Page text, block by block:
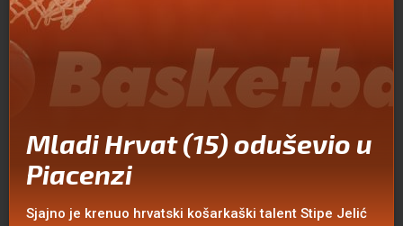
Mladi Hrvat (15) oduševio u
Piacenzi
Sjajno je krenuo hrvatski košarkaški talent Stipe Jelić